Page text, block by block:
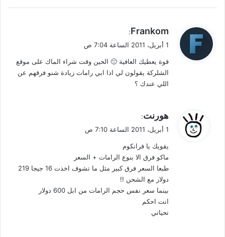
ي
ل
Frankom
:
1 أبريل، 2011 الساعة 7:04 ص
قوة يعطيك العافية 🙂 الحين وقت شراء الماك على موقع
الشلركة يقولون لي اذا ابي رامات زيادة شنو فرقهم عن
اللي عندك ؟
ل
هورنت:
1 أبريل، 2011 الساعة 7:10 ص
يقويك يا فرانكوم
ماكو فرق الا بنوع الرامات + السعر
طبعا السعر فرق كبير مثل ما تشوف اخذت 16 جيجا 219
دولار مع الشحن !!
بينما سعر نفس حجم الرامات من ابل 600 دولار
انت احكم
تحياتي